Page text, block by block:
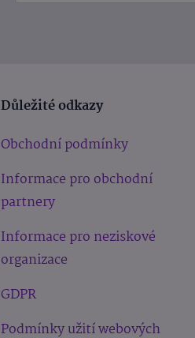
Důležité odkazy
Obchodní podmínky
Informace pro obchodní
partnery
Informace pro neziskové
organizace
GDPR
Podmínky užití webových